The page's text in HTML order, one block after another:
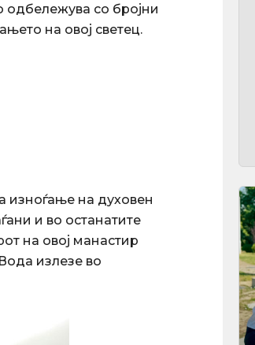
одбележува со бројни
на овој светец.
изноѓање на духовен
и во останатите
на овој манастир
излезе во